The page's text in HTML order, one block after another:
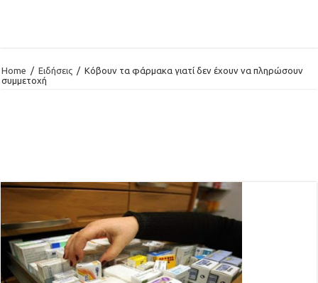
Home / Ειδήσεις / Κόβουν τα φάρμακα γιατί δεν έχουν να πληρώσουν
συμμετοχή